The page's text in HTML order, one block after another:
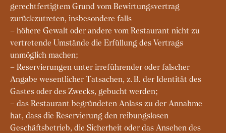
gerechtfertigtem Grund vom Bewirtungsvertrag
zurückzutreten, insbesondere falls
– höhere Gewalt oder andere vom Restaurant nicht zu
vertretende Umstände die Erfüllung des Vertrags
unmöglich machen;
– Reservierungen unter irreführender oder falscher
Angabe wesentlicher Tatsachen, z. B. der Identität des
Gastes oder des Zwecks, gebucht werden;
– das Restaurant begründeten Anlass zu der Annahme
hat, dass die Reservierung den reibungslosen
Geschäftsbetrieb, die Sicherheit oder das Ansehen des